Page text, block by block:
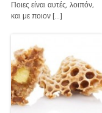
Ποιες είναι αυτές, λοιπόν,
και με ποιον […]